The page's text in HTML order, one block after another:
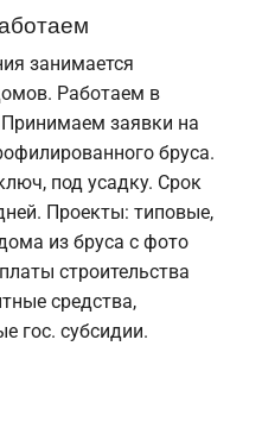
занимается
Работаем в
заявки на
бруса.
под усадку. Срок
Проекты: типовые,
из бруса с фото
строительства
средства,
гос. субсидии.